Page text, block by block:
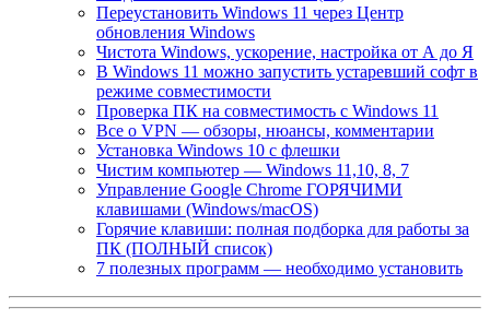
Переустановить Windows 11 через Центр
обновления Windows
Чистота Windows, ускорение, настройка от А до Я
В Windows 11 можно запустить устаревший софт в
режиме совместимости
Проверка ПК на совместимость с Windows 11
Все о VPN — обзоры, нюансы, комментарии
Установка Windows 10 с флешки
Чистим компьютер — Windows 11,10, 8, 7
Управление Google Chrome ГОРЯЧИМИ
клавишами (Windows/macOS)
Горячие клавиши: полная подборка для работы за
ПК (ПОЛНЫЙ список)
7 полезных программ — необходимо установить